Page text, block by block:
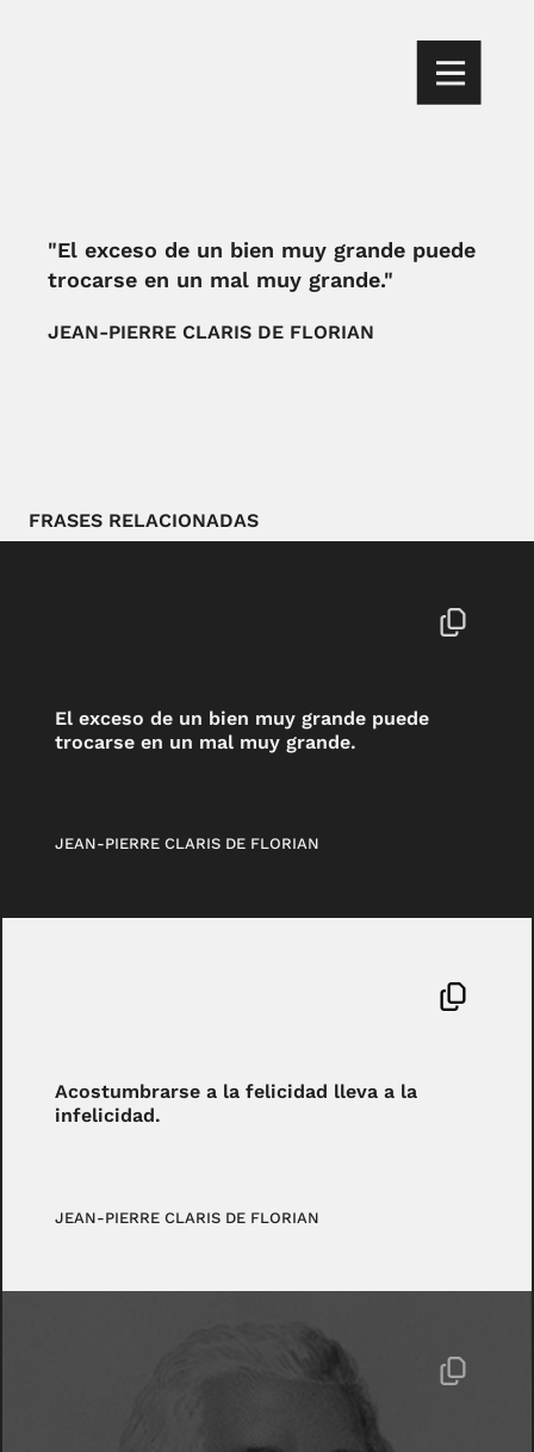
"El exceso de un bien muy grande puede
trocarse en un mal muy grande."
JEAN-PIERRE CLARIS DE FLORIAN
FRASES RELACIONADAS
El exceso de un bien muy grande puede
trocarse en un mal muy grande.
JEAN-PIERRE CLARIS DE FLORIAN
Acostumbrarse a la felicidad lleva a la
infelicidad.
JEAN-PIERRE CLARIS DE FLORIAN